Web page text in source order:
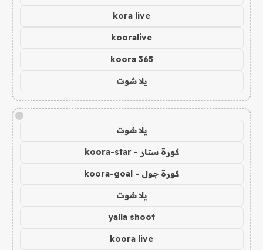
kora live
kooralive
koora 365
يلا شوت
!
يلا شوت
كورة ستار - koora-star
كورة جول - koora-goal
يلا شوت
yalla shoot
koora live